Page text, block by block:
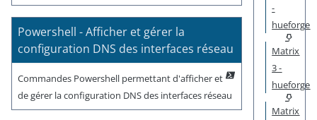
Powershell - Afficher et gérer la
configuration DNS des interfaces réseau
Commandes Powershell permettant d'afficher et
de gérer la configuration DNS des interfaces réseau
-
hueforge
Matrix
3 -
hueforge
Matrix